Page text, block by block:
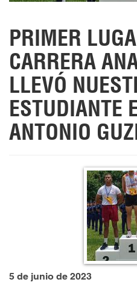
PRIMER
CARRERA
LLEVÓ
ESTUDIANTE
ANTONIO
5 de junio de 2023